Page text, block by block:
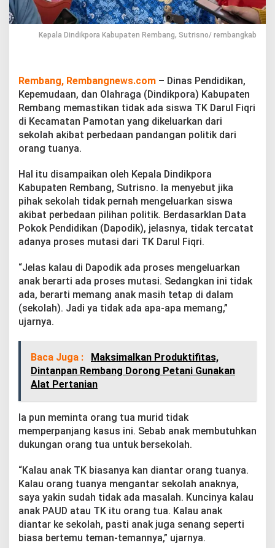
P
a
s
t
n
T
a
k
A
d
i
s
w
a
T
K
D
a
u
l
F
q
a
n
i
e
u
r
a
n
A
k
i
Kepala Dindikpora Kabupaten Rembang, Sutrisno/ rembangkab
Rembang, Rembangnews.com – Dinas Pendidikan,
Kepemudaan, dan Olahraga (Dindikpora) Kabupaten
Rembang memastikan tidak ada siswa TK Darul Fiqri
di Kecamatan Pamotan yang dikeluarkan dari
sekolah akibat perbedaan pandangan politik dari
orang tuanya.
Hal itu disampaikan oleh Kepala Dindikpora
Kabupaten Rembang, Sutrisno. Ia menyebut jika
pihak sekolah tidak pernah mengeluarkan siswa
akibat perbedaan pilihan politik. Berdasarklan Data
Pokok Pendidikan (Dapodik), jelasnya, tidak tercatat
adanya proses mutasi dari TK Darul Fiqri.
“Jelas kalau di Dapodik ada proses mengeluarkan
anak berarti ada proses mutasi. Sedangkan ini tidak
ada, berarti memang anak masih tetap di dalam
(sekolah). Jadi ya tidak ada apa-apa memang,”
ujarnya.
Baca Juga :
Maksimalkan Produktifitas,
Dintanpan Rembang Dorong Petani Gunakan
Alat Pertanian
Ia pun meminta orang tua murid tidak
memperpanjang kasus ini. Sebab anak membutuhkan
dukungan orang tua untuk bersekolah.
“Kalau anak TK biasanya kan diantar orang tuanya.
Kalau orang tuanya mengantar sekolah anaknya,
saya yakin sudah tidak ada masalah. Kuncinya kalau
anak PAUD atau TK itu orang tua. Kalau anak
diantar ke sekolah, pasti anak juga senang seperti
biasa bertemu teman-temannya,” ujarnya.